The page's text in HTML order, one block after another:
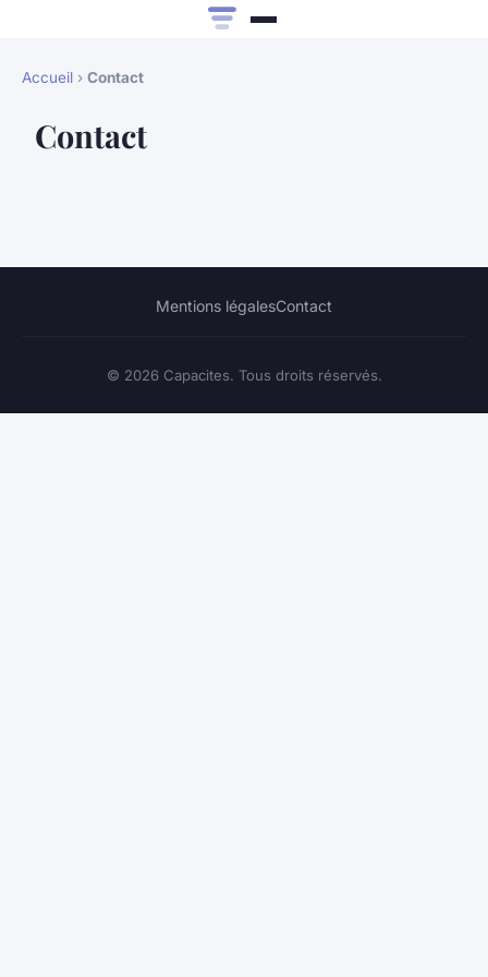
Accueil › Contact
Contact
Mentions légalesContact
© 2026 Capacites. Tous droits réservés.